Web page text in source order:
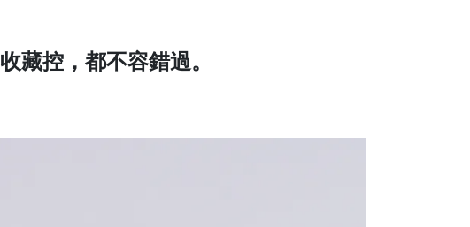
藏控，都不容錯過。